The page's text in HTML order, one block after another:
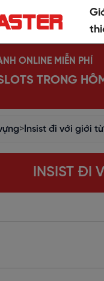
ONLINE MIỄN PHÍ
TRONG
> Insist đi với giới
INSIST ĐI